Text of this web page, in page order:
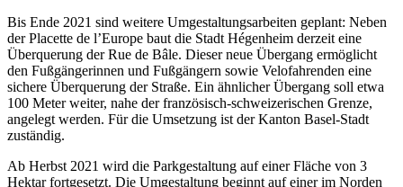
Bis Ende 2021 sind weitere Umgestaltungsarbeiten geplant: Neben
der Placette de l’Europe baut die Stadt Hégenheim derzeit eine
Überquerung der Rue de Bâle. Dieser neue Übergang ermöglicht
den Fußgängerinnen und Fußgängern sowie Velofahrenden eine
sichere Überquerung der Straße. Ein ähnlicher Übergang soll etwa
100 Meter weiter, nahe der französisch-schweizerischen Grenze,
angelegt werden. Für die Umsetzung ist der Kanton Basel-Stadt
zuständig.
Ab Herbst 2021 wird die Parkgestaltung auf einer Fläche von 3
Hektar fortgesetzt. Die Umgestaltung beginnt auf einer im Norden